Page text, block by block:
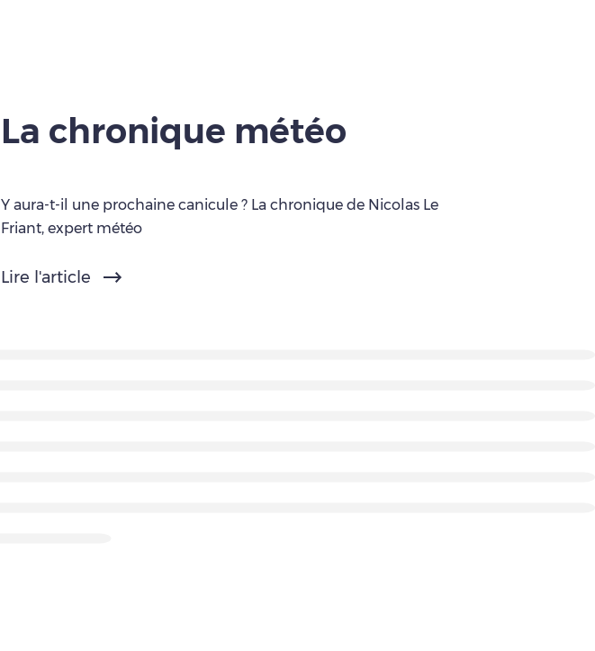
La chronique météo
Y aura-t-il une prochaine canicule ? La chronique de Nicolas Le
Friant, expert météo
Lire l'article